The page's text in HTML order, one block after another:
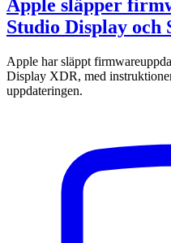
Apple släpper
Studio Display och
Apple har släppt
Display XDR, med
uppdateringen.